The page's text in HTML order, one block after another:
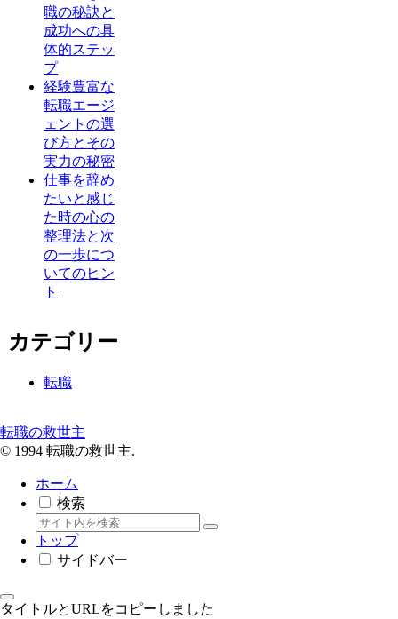
職の秘訣と
成功への具
体的ステッ
プ
経験豊富な
転職エージ
ェントの選
び方とその
実力の秘密
仕事を辞め
たいと感じ
た時の心の
整理法と次
の一歩につ
いてのヒン
ト
カテゴリー
転職
転職の救世主
© 1994 転職の救世主.
ホーム
検索
トップ
サイドバー
タイトルとURLをコピーしました